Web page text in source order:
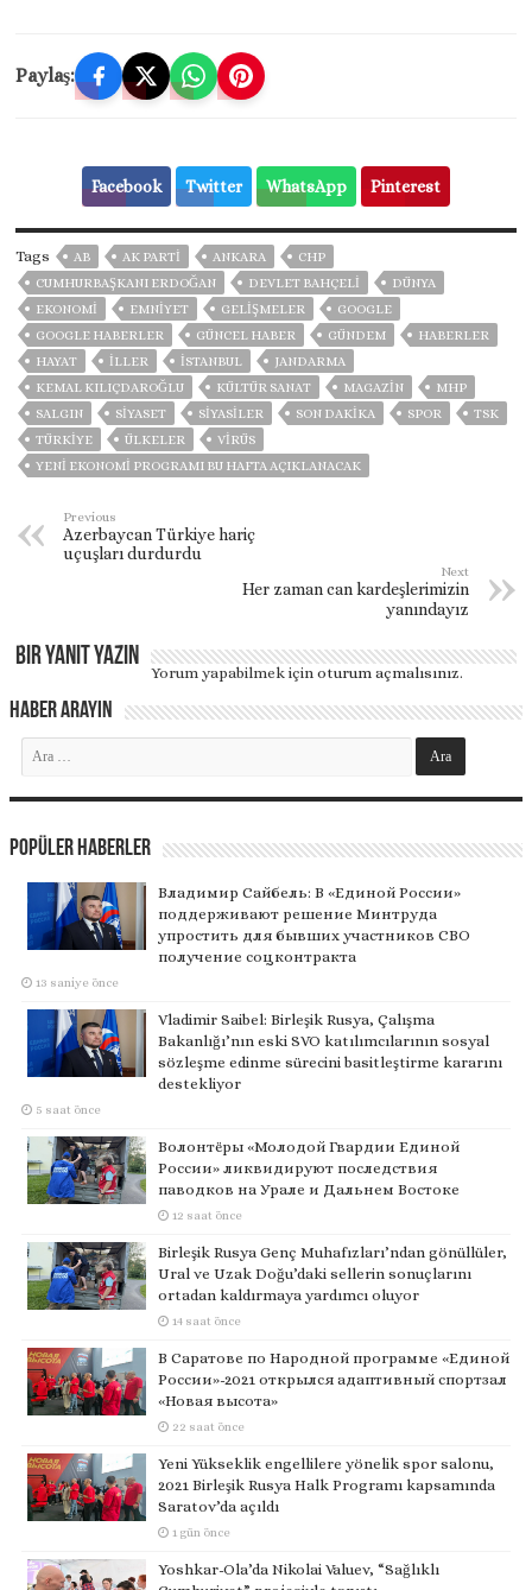
Paylaş:
Facebook Twitter WhatsApp Pinterest
Tags AB AK PARTİ ANKARA
CHP
CUMHURBAŞKANI ERDOĞAN
DEVLET BAHÇELİ
DÜNYA
EKONOMİ
EMNİYET GELIŞMELER
GOOGLE
GOOGLE HABERLER
GÜNCEL HABER GÜNDEM
HABERLER
HAYAT
İLLER ISTANBUL
JANDARMA
KEMAL KILIÇDAROĞLU
KÜLTÜR SANAT MAGAZİN
MHP
SALGIN
SİYASET SİYASİLER SON DAKIKA SPOR
TSK
TÜRKİYE
ÜLKELER
VIRÜS
YENI EKONOMI PROGRAMI BU HAFTA AÇIKLANACAK
Previous
Azerbaycan Türkiye hariç
uçuşları durdurdu
Next
Her zaman can kardeşlerimizin
yanındayız
Bir yanıt yazın
Yorum yapabilmek içinoturum açmalısınız.
Haber Arayın
Popüler Haberler
Владимир Сайбель: В «Единой России»
поддерживают решение Минтруда
упростить для бывших участников СВО
получение соцконтракта
13 saniye önce
Vladimir Saibel: Birleşik Rusya, Çalışma
Bakanlığı’nın eski SVO katılımcılarının sosyal
sözleşme edinme sürecini basitleştirme kararını
destekliyor
5 saat önce
Волонтёры «Молодой Гвардии Единой
России» ликвидируют последствия
паводков на Урале и Дальнем Востоке
12 saat önce
Birleşik Rusya Genç Muhafızları’ndan gönüllüler,
Ural ve Uzak Doğu’daki sellerin sonuçlarını
ortadan kaldırmaya yardımcı oluyor
14 saat önce
В Саратове по Народной программе «Единой
России»-2021 открылся адаптивный спортзал
«Новая высота»
22 saat önce
Yeni Yükseklik engellilere yönelik spor salonu,
2021 Birleşik Rusya Halk Programı kapsamında
Saratov’da açıldı
1 gün önce
Yoshkar-Ola’da Nikolai Valuev, “Sağlıklı